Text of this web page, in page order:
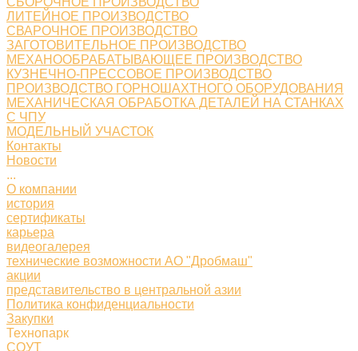
ЛИТЕЙНОЕ ПРОИЗВОДСТВО
СВАРОЧНОЕ ПРОИЗВОДСТВО
ЗАГОТОВИТЕЛЬНОЕ ПРОИЗВОДСТВО
МЕХАНООБРАБАТЫВАЮЩЕЕ ПРОИЗВОДСТВО
КУЗНЕЧНО-ПРЕССОВОЕ ПРОИЗВОДСТВО
ПРОИЗВОДСТВО ГОРНОШАХТНОГО ОБОРУДОВАНИЯ
МЕХАНИЧЕСКАЯ ОБРАБОТКА ДЕТАЛЕЙ НА СТАНКАХ
С ЧПУ
МОДЕЛЬНЫЙ УЧАСТОК
Контакты
Новости
...
О компании
история
сертификаты
карьера
видеогалерея
технические возможности АО "Дробмаш"
акции
представительство в центральной азии
Политика конфиденциальности
Закупки
Технопарк
СОУТ